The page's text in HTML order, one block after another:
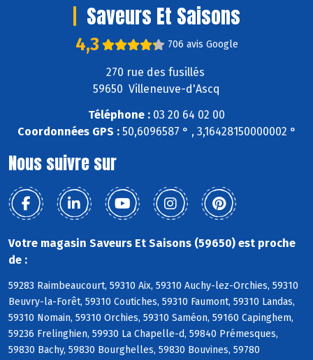
Saveurs Et Saisons
4,3 706 avis Google
270 rue des fusillés
59650 Villeneuve-d'Ascq
Téléphone : 03 20 64 02 00
Coordonnées GPS :50,6096587 ° , 3,16428150000002 °
Nous suivre sur
Votre magasin Saveurs Et Saisons (59650) est proche
de :
59283 Raimbeaucourt, 59310 Aix, 59310 Auchy-lez-Orchies, 59310
Beuvry-la-Forêt, 59310 Coutiches, 59310 Faumont, 59310 Landas,
59310 Nomain, 59310 Orchies, 59310 Saméon, 59160 Capinghem,
59236 Frelinghien, 59930 La Chapelle-d, 59840 Prémesques,
59830 Bachy, 59830 Bourghelles, 59830 Bouvines, 59780